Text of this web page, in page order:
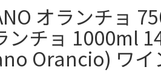
オランチョ
ンチョ 1000ml
Orancio) ワイ